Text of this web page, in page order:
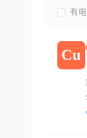
有
Cu